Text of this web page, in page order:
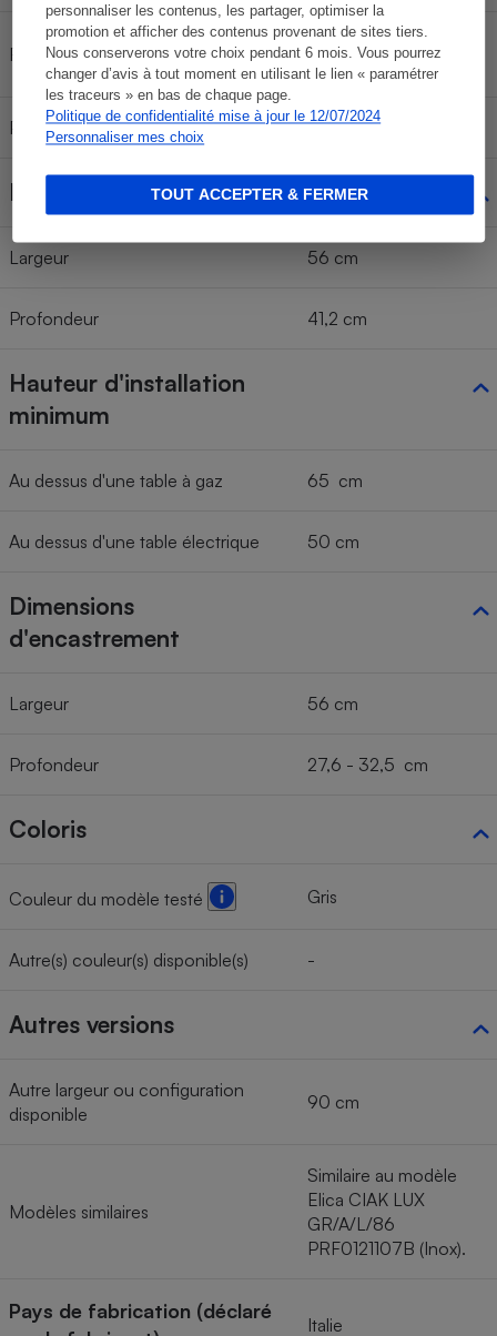
personnaliser les contenus, les partager, optimiser la
promotion et afficher des contenus provenant de sites tiers.
Nous conserverons votre choix pendant 6 mois. Vous pourrez
changer d’avis à tout moment en utilisant le lien « paramétrer
les traceurs » en bas de chaque page.
Politique de confidentialité mise à jour le 12/07/2024
Personnaliser mes choix
TOUT ACCEPTER & FERMER
Référence
CFC0141563
mod.303
Prix filtre seul 20 €
Dimensions
Largeur 56 cm
Profondeur 41,2 cm
Hauteur d'installation
minimum
Au dessus d'une table à gaz 65 cm
Au dessus d'une table électrique 50 cm
Dimensions
d'encastrement
Largeur 56 cm
Profondeur 27,6 - 32,5 cm
Coloris
Couleur du modèle testé Gris
Autre(s) couleur(s) disponible(s) -
Autres versions
Autre largeur ou configuration
disponible
90 cm
Modèles similaires
Similaire au modèle
Elica CIAK LUX
GR/A/L/86
PRF0121107B (Inox).
Pays de fabrication (déclaré
Italie